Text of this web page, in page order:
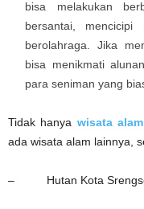
bisa melakukan
bersantai,
berolahraga. Jika
bisa menikmati
para seniman yang
Tidak hanya wisata alam
ada wisata alam lainnya,
– Hutan Kota